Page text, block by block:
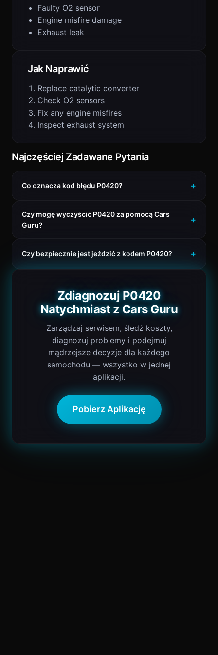
Faulty O2 sensor
Engine misfire damage
Exhaust leak
Jak Naprawić
Replace catalytic converter
Check O2 sensors
Fix any engine misfires
Inspect exhaust system
Najczęściej Zadawane Pytania
Co oznacza kod błędu P0420?
Czy mogę wyczyścić P0420 za pomocą Cars
Guru?
Czy bezpiecznie jest jeździć z kodem P0420?
Zdiagnozuj P0420
Natychmiast z Cars Guru
Zarządzaj serwisem, śledź koszty,
diagnozuj problemy i podejmuj
mądrzejsze decyzje dla każdego
samochodu — wszystko w jednej
aplikacji.
Pobierz Aplikację